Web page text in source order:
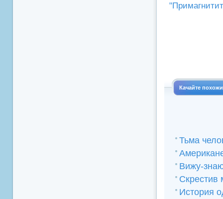
Качайте
Тьма
Вижу-
Скрестив
История